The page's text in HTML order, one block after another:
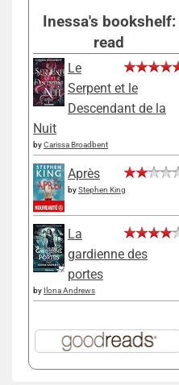
Inessa's bookshelf:
read
Le
Serpent et le
Descendant de la
Nuit
byCarissa Broadbent
Après
byStephen King
La
gardienne des
portes
by Ilona Andrews